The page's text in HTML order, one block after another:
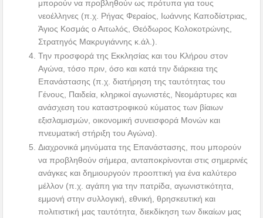
μπορούν να προβληθούν ως πρότυπα για τους
νεοέλληνες (π.χ. Ρήγας Φεραίος, Ιωάννης Καποδίστριας,
Άγιος Κοσμάς ο Αιτωλός, Θεόδωρος Κολοκοτρώνης,
Στρατηγός Μακρυγιάννης κ.άλ.).
Την προσφορά της Εκκλησίας και του Κλήρου στον
Αγώνα, τόσο πριν, όσο και κατά την διάρκεια της
Επανάστασης (π.χ. διατήρηση της ταυτότητας του
Γένους, Παιδεία, κληρικοί αγωνιστές, Νεομάρτυρες και
ανάσχεση του καταστροφικού κύματος των βίαιων
εξισλαμισμών, οικονομική συνεισφορά Μονών και
πνευματική στήριξη του Αγώνα).
Διαχρονικά μηνύματα της Επανάστασης, που μπορούν
να προβληθούν σήμερα, ανταποκρίνονται στις σημερινές
ανάγκες και δημιουργούν προοπτική για ένα καλύτερο
μέλλον (π.χ. αγάπη για την πατρίδα, αγωνιστικότητα,
εμμονή στην συλλογική, εθνική, θρησκευτική και
πολιτιστική μας ταυτότητα, διεκδίκηση των δικαίων μας